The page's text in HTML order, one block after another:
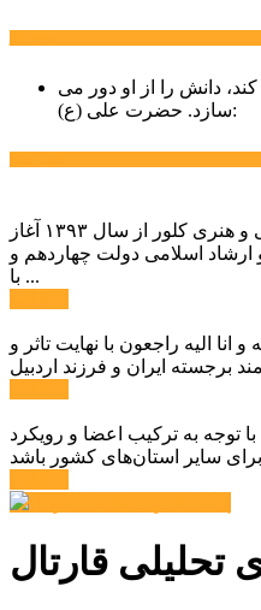
دانش را از او دور می
سازد.حضرت علی (ع):
عملیات اجرایی مجتمع فرهنگی و هنری کلور از سال ۱۳۹۳ آغاز
ارشاد اسلامی دولت چهاردهم و
با ...
انا الیه راجعون با نهایت تاثر و
توجه به ترکیب اعضا و رویکرد
تحلیلی قارتال